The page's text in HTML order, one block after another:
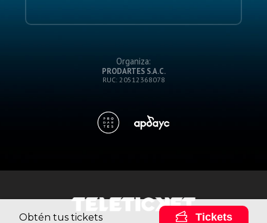
Organiza:
PRODARTES S.A.C.
RUC: 20512368078
Obtén tus tickets Tickets